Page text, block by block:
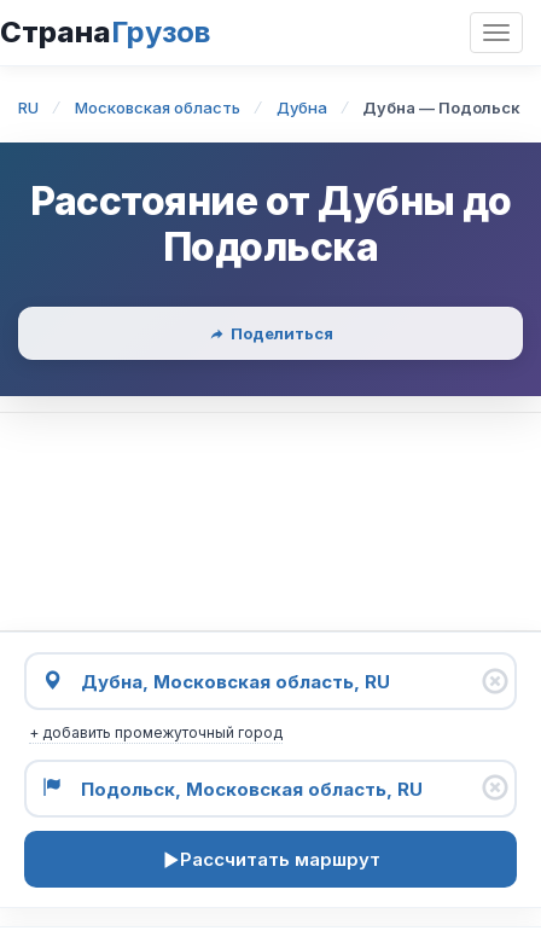
СтранаГрузов
RU Московская область Дубна Дубна — Подольск
Расстояние от Дубны до
Подольска
Поделиться
+ добавить промежуточный город
Рассчитать маршрут